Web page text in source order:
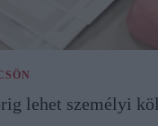
lehet személyi